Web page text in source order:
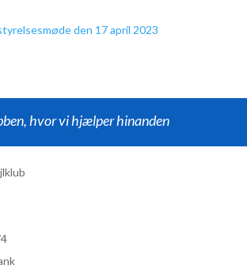
den 17 april 2023
hvor vi hjælper hinanden